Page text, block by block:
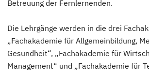
Betreuung der Fernlernenden.
Die Lehrgänge werden in die drei
„Fachakademie für Allgemeinbildung,
Gesundheit“, „Fachakademie für
Management“ und „Fachakademie für